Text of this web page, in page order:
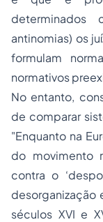
determinados
antinomias) os
formulam
normativos
No entanto,
de comparar
"Enquanto na
do movimento
contra o
desorganização
séculos XVI e